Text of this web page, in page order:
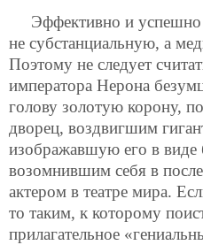
Эффективно и успешно
не субстанциальную, а
Поэтому не следует
императора Нерона
голову золотую корону,
дворец, воздвигшим
изображавшую его в виде
возомнившим себя в
актером в театре мира.
то таким, к которому
прилагательное